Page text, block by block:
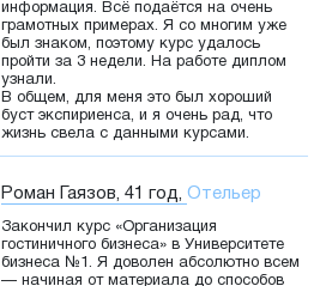
информация. Всё подаётся на очень
грамотных примерах. Я со многим уже
был знаком, поэтому курс удалось
пройти за 3 недели. На работе диплом
узнали.
В общем, для меня это был хороший
буст экспириенса, и я очень рад, что
жизнь свела с данными курсами.
Роман Гаязов, 41 год, Отельер
Закончил курс «Организация
гостиничного бизнеса» в Университете
бизнеса №1. Я доволен абсолютно всем
— начиная от материала до способов